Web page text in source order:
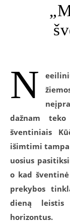
N
dažnam
šventiniais
išimtimi
uosius
o kad
prekybos
dieną leistis
horizontus.